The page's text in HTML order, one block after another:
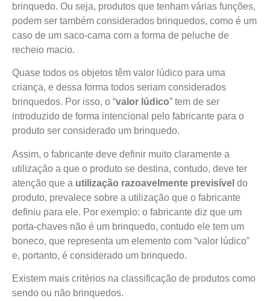
brinquedo. Ou seja, produtos que tenham várias funções,
podem ser também considerados brinquedos, como é um
caso de um saco-cama com a forma de peluche de
recheio macio.
Quase todos os objetos têm valor lúdico para uma
criança, e dessa forma todos seriam considerados
brinquedos. Por isso, o “valor lúdico” tem de ser
introduzido de forma intencional pelo fabricante para o
produto ser considerado um brinquedo.
Assim, o fabricante deve definir muito claramente a
utilização a que o produto se destina, contudo, deve ter
atenção que a utilização razoavelmente previsível do
produto, prevalece sobre a utilização que o fabricante
definiu para ele. Por exemplo: o fabricante diz que um
porta-chaves não é um brinquedo, contudo ele tem um
boneco, que representa um elemento com “valor lúdico”
e, portanto, é considerado um brinquedo.
Existem mais critérios na classificação de produtos como
sendo ou não brinquedos.